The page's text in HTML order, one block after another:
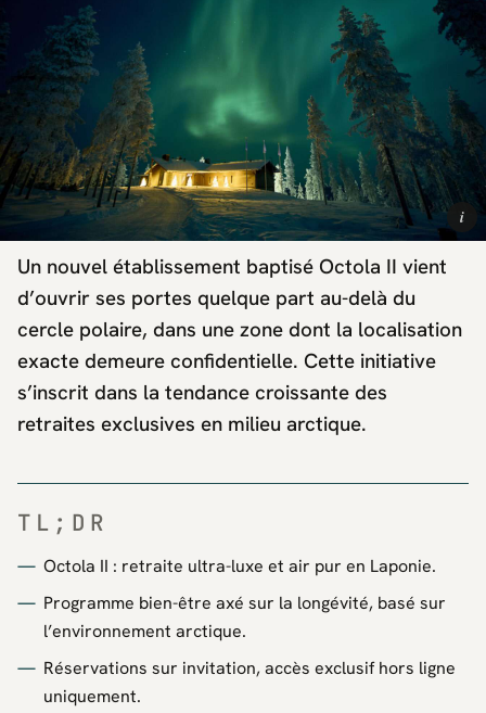
i
Un nouvel établissement baptisé Octola II vient
d’ouvrir ses portes quelque part au-delà du
cercle polaire, dans une zone dont la localisation
exacte demeure confidentielle. Cette initiative
s’inscrit dans la tendance croissante des
retraites exclusives en milieu arctique.
TL;DR
Octola II : retraite ultra-luxe et air pur en Laponie.
Programme bien-être axé sur la longévité, basé sur
l’environnement arctique.
Réservations sur invitation, accès exclusif hors ligne
uniquement.